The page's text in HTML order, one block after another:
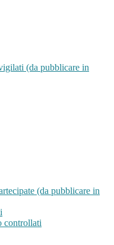
(da pubblicare in
(da pubblicare in
controllati